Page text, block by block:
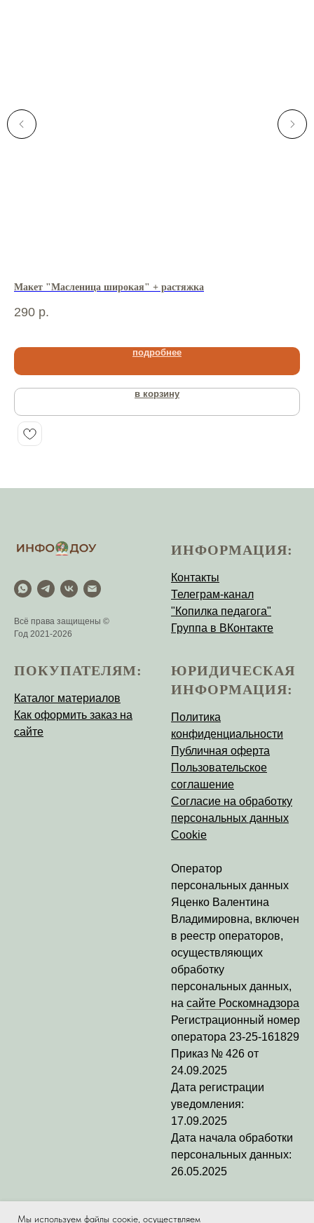
Макет "Масленица широкая" + растяжка
290 р.
подробнее
в корзину
Мы используем файлы соокіе , осуществляем
Всё права защищены ©
Год 2021-2026
ИНФОРМАЦИЯ:
Контакты
Телеграм-канал
"Копилка педагога"
Группа в ВКонтакте
ПОКУПАТЕЛЯМ:
Каталог материалов
Как оформить заказ на
сайте
ЮРИДИЧЕСКАЯ
ИНФОРМАЦИЯ:
Политика
конфиденциальности
Публичная оферта
Пользовательское
соглашение
Согласие на обработку
персональных данных
Cookie
Оператор
персональных данных
Яценко Валентина
Владимировна, включен
в реестр операторов,
осуществляющих
обработку
персональных данных,
на сайте Роскомнадзора
Регистрационный номер
оператора 23-25-161829
Приказ № 426 от
24.09.2025
Дата регистрации
уведомления:
17.09.2025
Дата начала обработки
персональных данных:
26.05.2025